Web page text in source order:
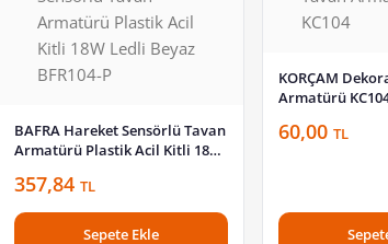
BAFRA Hareket Sensörlü Tavan
Armatürü Plastik Acil Kitli 18W
357,84TL
Sepete Ekle
KORÇAM
Armatürü
60,00TL